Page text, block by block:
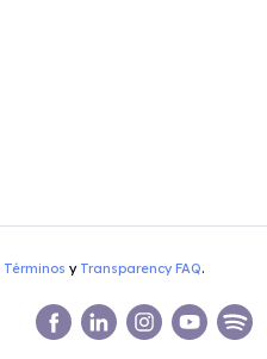
Términos y Transparency FAQ.